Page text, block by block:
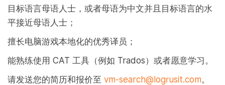
目标语言母语人士，或者母语为中文并且目标语言的水
平接近母语人士；
擅长电脑游戏本地化的优秀译员；
能熟练使用 CAT 工具（例如 Trados）或者愿意学习。
请发送您的简历和报价至 vm-search@logrusit.com。